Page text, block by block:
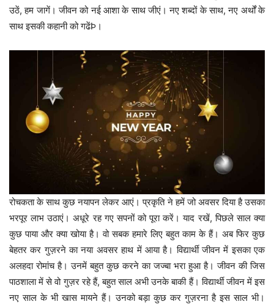
उठें, हम जागें। जीवन को नई आशा के साथ जीएं। नए शब्दों के साथ, नए अर्थों के
साथ इसकी कहानी को गढेंÞ।
रोचकता के साथ कुछ नयापन लेकर आएं। प्रकृति ने हमें जो अवसर दिया है उसका
भरपूर लाभ उठाएं। अधूरे रह गए सपनों को पूरा करें। याद रखें, पिछले साल क्या
कुछ पाया और क्या खोया है। वो सबक हमारे लिए बहुत काम के हैं। अब फिर कुछ
बेहतर कर गुज़रने का नया अवसर हाथ में आया है। विद्यार्थी जीवन में इसका एक
अलहदा रोमांच है। उनमें बहुत कुछ करने का जज्बा भरा हुआ है। जीवन की जिस
पाठशाला में से वो गुज़र रहे हैं, बहुत साल अभी उनके बाकी हैं। विद्यार्थी जीवन में इस
नए साल के भी खास मायने हैं। उनको बड़ा कुछ कर गुज़रना है इस साल भी।